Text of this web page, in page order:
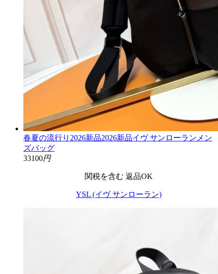
春夏の流行り2026新品2026新品イヴ サンローランメン
ズバッグ
33100円
関税を含む 返品OK
YSL (イヴ サンローラン)